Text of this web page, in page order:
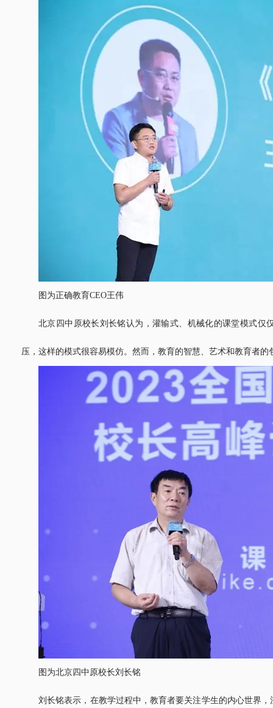
图为正确教育CEO王伟
北京四中原校长刘长铭认为，灌输式、机械化的课堂模式仅
压，这样的模式很容易模仿。然而，教育的智慧、艺术和教育者
图为北京四中原校长刘长铭
刘长铭表示，在教学过程中，教育者要关注学生的内心世界